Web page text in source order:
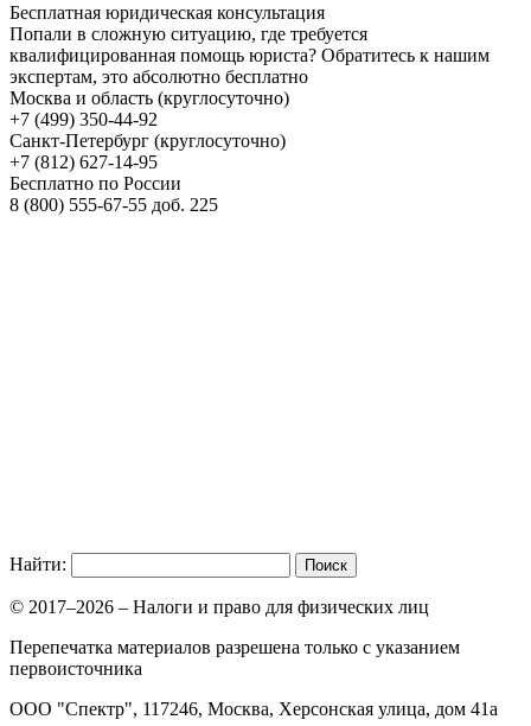
Бесплатная юридическая консультация
Попали в сложную ситуацию, где требуется
квалифицированная помощь юриста? Обратитесь к нашим
экспертам, это абсолютно бесплатно
Москва и область (круглосуточно)
+7 (499) 350-44-92
Санкт-Петербург (круглосуточно)
+7 (812) 627-14-95
Бесплатно по России
8 (800) 555-67-55 доб. 225
Найти:
© 2017–2026 – Налоги и право для физических лиц
Перепечатка материалов разрешена только с указанием
первоисточника
ООО "Спектр", 117246, Москва, Херсонская улица, дом 41а